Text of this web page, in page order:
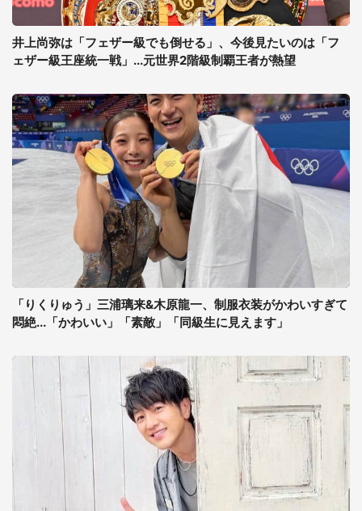
井上尚弥は「フェザー級でも倒せる」、今後見たいのは「フ
ェザー級王座統一戦」...元世界2階級制覇王者が熱望
「りくりゅう」三浦璃来&木原龍一、制服衣装がかわいすぎて
悶絶...「かわいい」「素敵」「同級生に見えます」